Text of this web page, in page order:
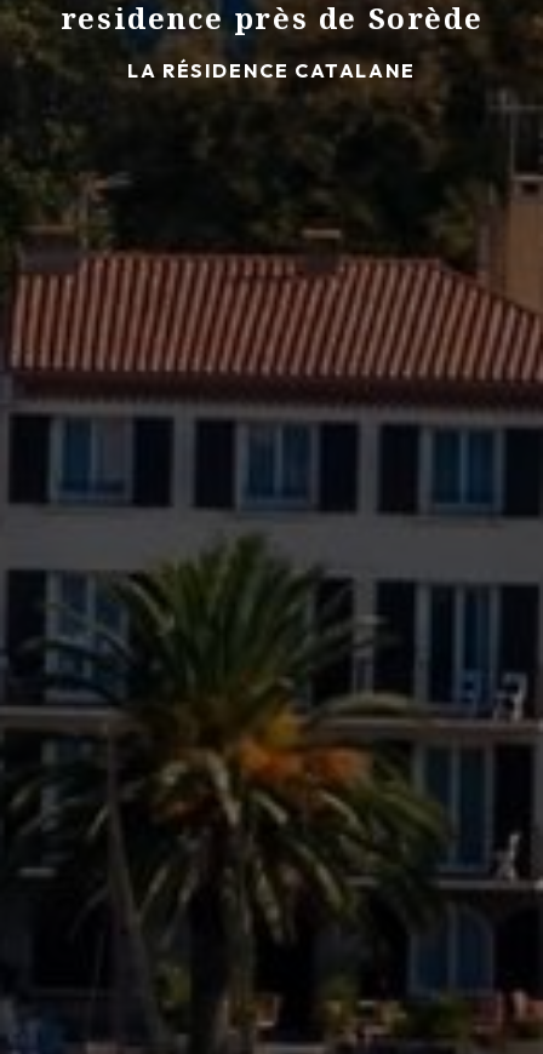
residence près de Sorède
LA RÉSIDENCE CATALANE